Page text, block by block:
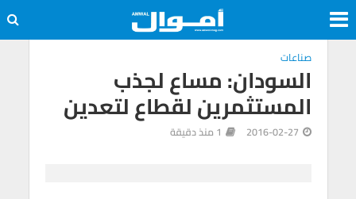
صناعات
السودان: مساع لجذب
المستثمرين لقطاع لتعدين
2016-02-27 1 منذ دقيقة